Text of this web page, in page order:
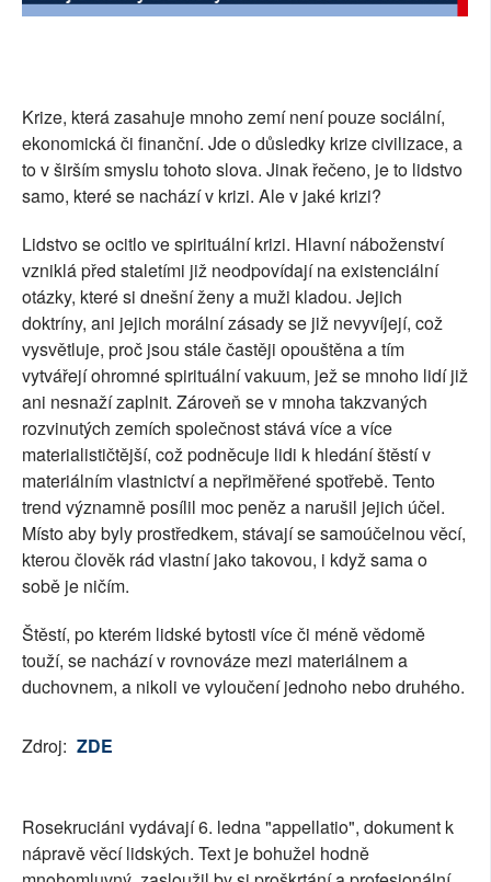
PLNÁ VERZE STRÁNEK
Krize, která zasahuje mnoho zemí není pouze sociální,
ekonomická či finanční. Jde o důsledky krize civilizace, a
to v širším smyslu tohoto slova. Jinak řečeno, je to lidstvo
samo, které se nachází v krizi. Ale v jaké krizi?
Lidstvo se ocitlo ve spirituální krizi. Hlavní náboženství
vzniklá před staletími již neodpovídají na existenciální
otázky, které si dnešní ženy a muži kladou. Jejich
doktríny, ani jejich morální zásady se již nevyvíjejí, což
vysvětluje, proč jsou stále častěji opouštěna a tím
vytvářejí ohromné spirituální vakuum, jež se mnoho lidí již
ani nesnaží zaplnit. Zároveň se v mnoha takzvaných
rozvinutých zemích společnost stává více a více
materialističtější, což podněcuje lidi k hledání štěstí v
materiálním vlastnictví a nepřiměřené spotřebě. Tento
trend významně posílil moc peněz a narušil jejich účel.
Místo aby byly prostředkem, stávají se samoúčelnou věcí,
kterou člověk rád vlastní jako takovou, i když sama o
sobě je ničím.
Štěstí, po kterém lidské bytosti více či méně vědomě
touží, se nachází v rovnováze mezi materiálnem a
duchovnem, a nikoli ve vyloučení jednoho nebo druhého.
Zdroj: ZDE
Rosekruciáni vydávají 6. ledna "appellatio", dokument k
nápravě věcí lidských. Text je bohužel hodně